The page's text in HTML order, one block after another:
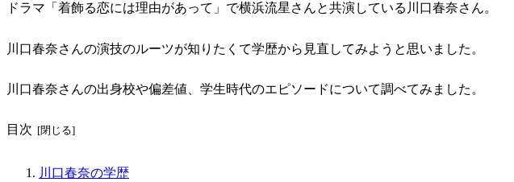
ドラマ「着飾る恋には理由があって」で横浜流星さんと共演している川口春奈さん。
川口春奈さんの演技のルーツが知りたくて学歴から見直してみようと思いました。
川口春奈さんの出身校や偏差値、学生時代のエピソードについて調べてみました。
目次
川口春奈の学歴